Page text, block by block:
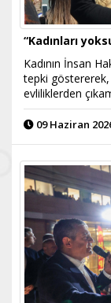
“Kadınları
Kadının İnsan
tepki göstererek,
evliliklerden
09 Haziran